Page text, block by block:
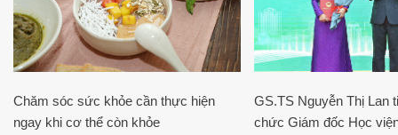
Chăm sóc sức khỏe cần thực hiện
ngay khi cơ thể còn khỏe
GS.TS Nguyễn Thị Lan
chức Giám đốc Học